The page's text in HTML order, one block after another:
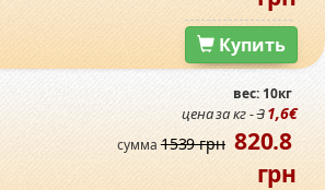
Купить
вес: 10кг
цена за кг -31,6€
сумма1539 грн 820.8
грн